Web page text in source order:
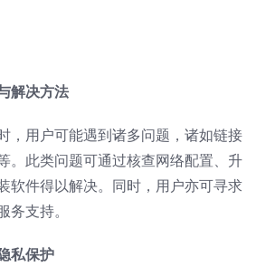
解决方法
，用户可能遇到诸多问题，诸如链接
。此类问题可通过核查网络配置、升
软件得以解决。同时，用户亦可寻求
支持。
私保护